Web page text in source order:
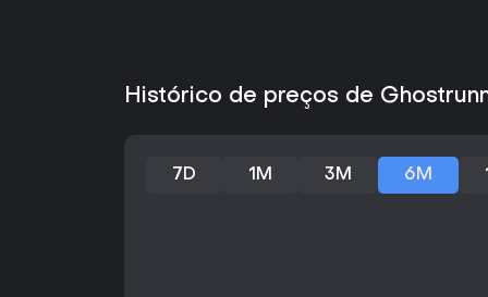
Histórico de preços de
7D 1M 3M 6M